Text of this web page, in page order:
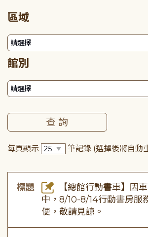
區域
館別
每頁顯示 筆記錄 (選擇後將自動
標題
【總館行動書車】因
中，8/10-8/14行動書房服
便，敬請見諒。